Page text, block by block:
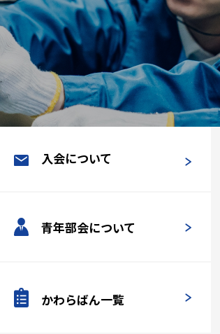
入会について
青年部会について
かわらばん一覧